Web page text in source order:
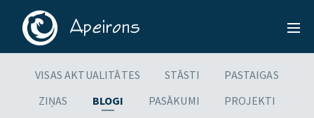
VISAS AKTUALITĀTES STĀSTI
PASTAIGAS
ZIŅAS
BLOGI PASĀKUMI
PROJEKTI